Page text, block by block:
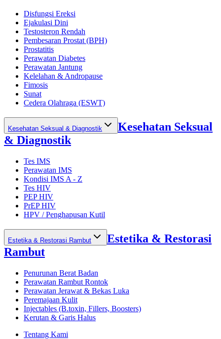
Disfungsi Ereksi
Ejakulasi Dini
Testosteron Rendah
Pembesaran Prostat (BPH)
Prostatitis
Perawatan Diabetes
Perawatan Jantung
Kelelahan & Andropause
Fimosis
Sunat
Cedera Olahraga (ESWT)
Kesehatan Seksual & Diagnostik
Kesehatan Seksual
& Diagnostik
Tes IMS
Perawatan IMS
Kondisi IMS A - Z
Tes HIV
PEP HIV
PrEP HIV
HPV / Penghapusan Kutil
Estetika & Restorasi Rambut
Estetika & Restorasi
Rambut
Penurunan Berat Badan
Perawatan Rambut Rontok
Perawatan Jerawat & Bekas Luka
Peremajaan Kulit
Injectables (B.toxin, Fillers, Boosters)
Kerutan & Garis Halus
Tentang Kami